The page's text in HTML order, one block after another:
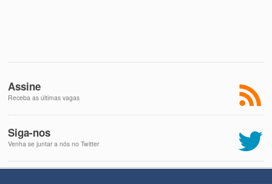
Assine
Receba as últimas vagas
Siga-nos
Venha se juntar a nós no Twitter